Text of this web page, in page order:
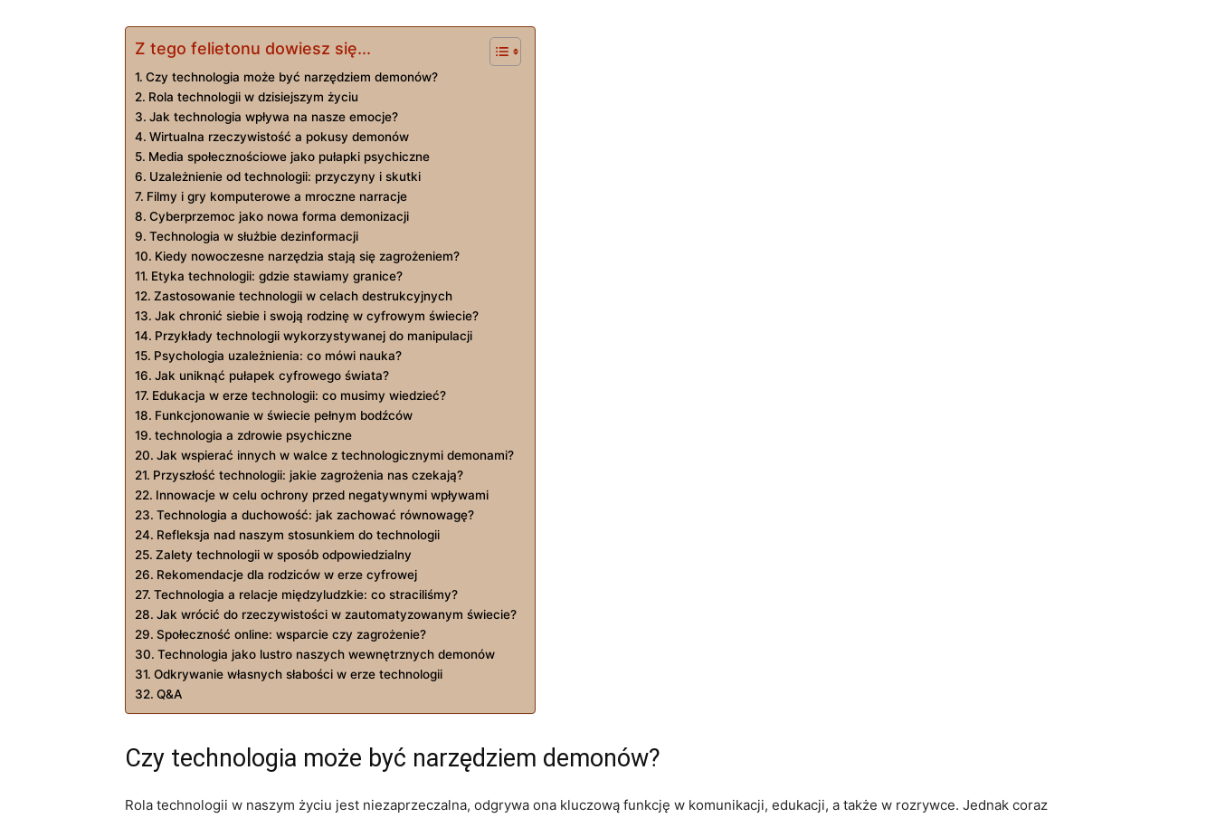
Z tego felietonu dowiesz się...
Czy technologia może być narzędziem demonów?
Rola technologii w dzisiejszym życiu
Jak technologia wpływa na nasze emocje?
Wirtualna rzeczywistość a pokusy demonów
Media społecznościowe jako pułapki psychiczne
Uzależnienie od technologii: przyczyny i skutki
Filmy i gry komputerowe a mroczne narracje
Cyberprzemoc jako nowa forma demonizacji
Technologia w służbie dezinformacji
Kiedy nowoczesne narzędzia stają się zagrożeniem?
Etyka technologii: gdzie stawiamy granice?
Zastosowanie technologii w celach destrukcyjnych
Jak chronić siebie i swoją rodzinę w cyfrowym świecie?
Przykłady technologii wykorzystywanej do manipulacji
Psychologia uzależnienia: co mówi nauka?
Jak uniknąć pułapek cyfrowego świata?
Edukacja w erze technologii: co musimy wiedzieć?
Funkcjonowanie w świecie pełnym bodźców
technologia a zdrowie psychiczne
Jak wspierać innych w walce z technologicznymi demonami?
Przyszłość technologii: jakie zagrożenia nas czekają?
Innowacje w celu ochrony przed negatywnymi wpływami
Technologia a duchowość: jak zachować równowagę?
Refleksja nad naszym stosunkiem do technologii
Zalety technologii w sposób odpowiedzialny
Rekomendacje dla rodziców w erze cyfrowej
Technologia a relacje międzyludzkie: co straciliśmy?
Jak wrócić do rzeczywistości w zautomatyzowanym świecie?
Społeczność online: wsparcie czy zagrożenie?
Technologia jako lustro naszych wewnętrznych demonów
Odkrywanie własnych słabości w erze technologii
Q&A
Czy technologia może być narzędziem demonów?
Rola technologii w naszym życiu jest niezaprzeczalna, odgrywa ona kluczową funkcję w komunikacji, edukacji, a także w rozrywce. Jednak coraz